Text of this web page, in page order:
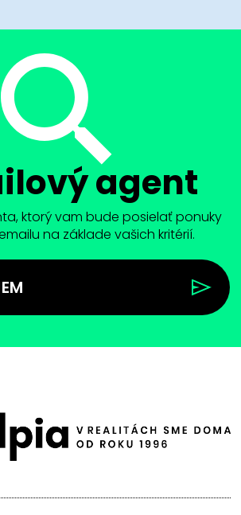
agent
ktorý vam bude posielať ponuky
na základe vašich kritérií.